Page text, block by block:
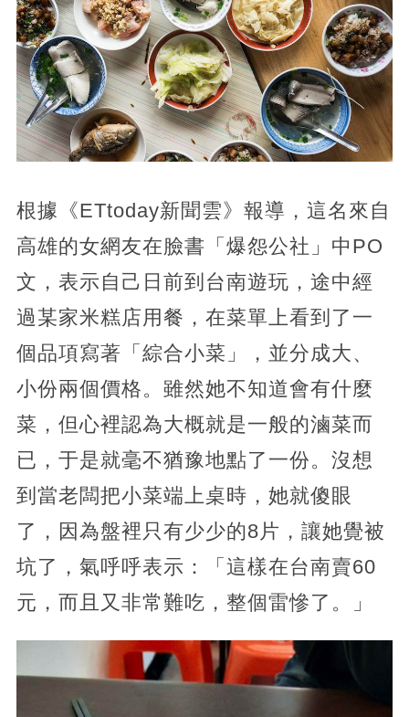
根據《ETtoday新聞雲》報導，這名來自
高雄的女網友在臉書「爆怨公社」中PO
文，表示自己日前到台南遊玩，途中經
過某家米糕店用餐，在菜單上看到了一
個品項寫著「綜合小菜」，並分成大、
小份兩個價格。雖然她不知道會有什麼
菜，但心裡認為大概就是一般的滷菜而
已，于是就毫不猶豫地點了一份。沒想
到當老闆把小菜端上桌時，她就傻眼
了，因為盤裡只有少少的8片，讓她覺被
坑了，氣呼呼表示：「這樣在台南賣60
元，而且又非常難吃，整個雷慘了。」